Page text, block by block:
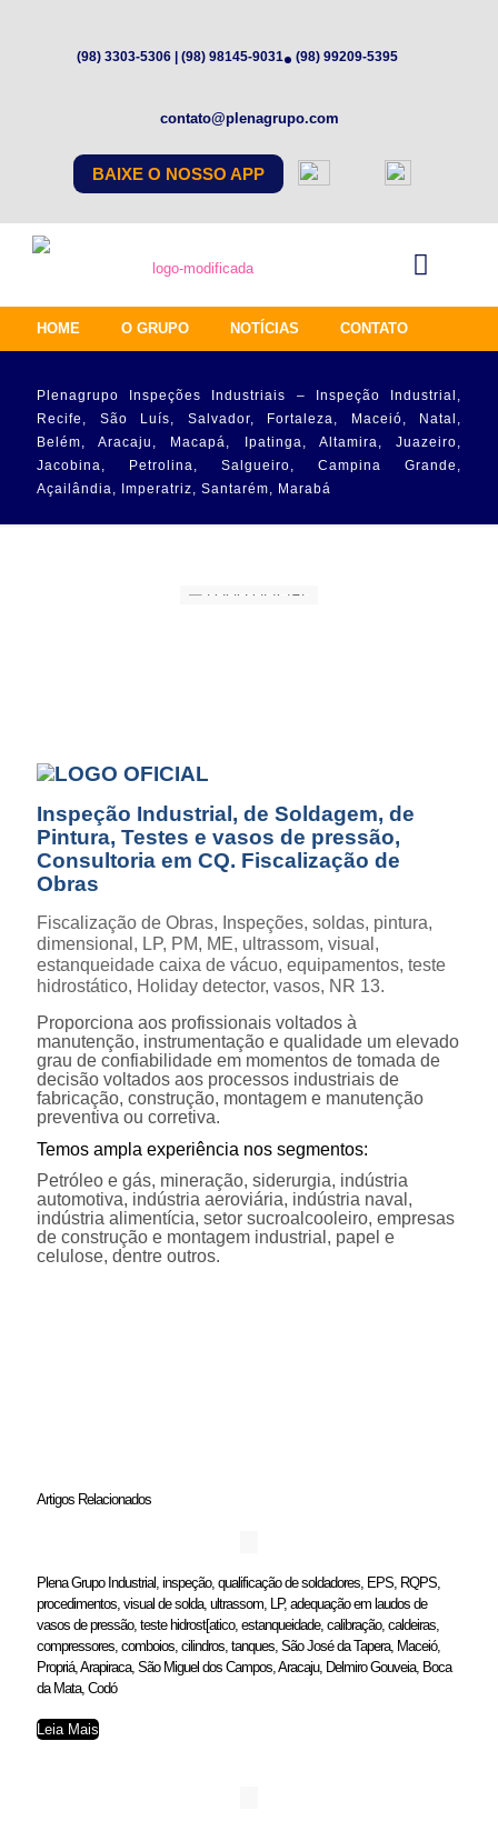
(98) 3303-5306 | (98) 98145-9031 (98) 99209-5395
contato@plenagrupo.com
BAIXE O NOSSO APP
HOME O GRUPO NOTÍCIAS CONTATO
Plenagrupo Inspeções Industriais – Inspeção Industrial,
Recife, São Luís, Salvador, Fortaleza, Maceió, Natal,
Belém, Aracaju, Macapá, Ipatinga, Altamira, Juazeiro,
Jacobina, Petrolina, Salgueiro, Campina Grande,
Açailândia, Imperatriz, Santarém, Marabá
Inspeção Industrial, de Soldagem, de
Pintura, Testes e vasos de pressão,
Consultoria em CQ. Fiscalização de
Obras
Fiscalização de Obras, Inspeções, soldas, pintura,
dimensional, LP, PM, ME, ultrassom, visual,
estanqueidade caixa de vácuo, equipamentos, teste
hidrostático, Holiday detector, vasos, NR 13.
Proporciona aos profissionais voltados à
manutenção, instrumentação e qualidade um elevado
grau de confiabilidade em momentos de tomada de
decisão voltados aos processos industriais de
fabricação, construção, montagem e manutenção
preventiva ou corretiva.
Temos ampla experiência nos segmentos:
Petróleo e gás, mineração, siderurgia, indústria
automotiva, indústria aeroviária, indústria naval,
indústria alimentícia, setor sucroalcooleiro, empresas
de construção e montagem industrial, papel e
celulose, dentre outros.
Artigos Relacionados
Plena Grupo Industrial, inspeção, qualificação de soldadores, EPS, RQPS,
procedimentos, visual de solda, ultrassom, LP, adequação em laudos de
vasos de pressão, teste hidrost[atico, estanqueidade, calibração, caldeiras,
compressores, comboios, cilindros, tanques, São José da Tapera, Maceió,
Propriá, Arapiraca, São Miguel dos Campos, Aracaju, Delmiro Gouveia, Boca
da Mata, Codó
Leia Mais